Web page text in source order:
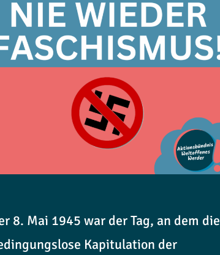
8. Mai 1945 war der Tag, an dem die
Kapitulation der